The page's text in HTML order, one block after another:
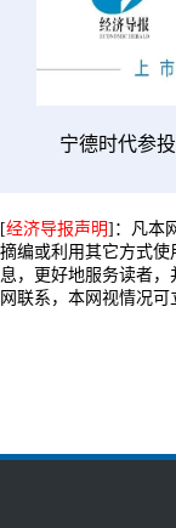
宁德时代参
[经济导报声明]：凡本
摘编或利用其它方式
息，更好地服务读者
网联系，本网视情况